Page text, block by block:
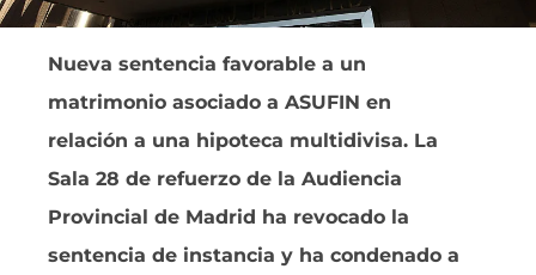
Nueva sentencia favorable a un
matrimonio asociado a ASUFIN en
relación a una hipoteca multidivisa. La
Sala 28 de refuerzo de la Audiencia
Provincial de Madrid ha revocado la
sentencia de instancia y ha condenado a